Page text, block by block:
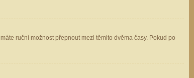
ruční možnost přepnout mezi těmito dvěma časy. Pokud po